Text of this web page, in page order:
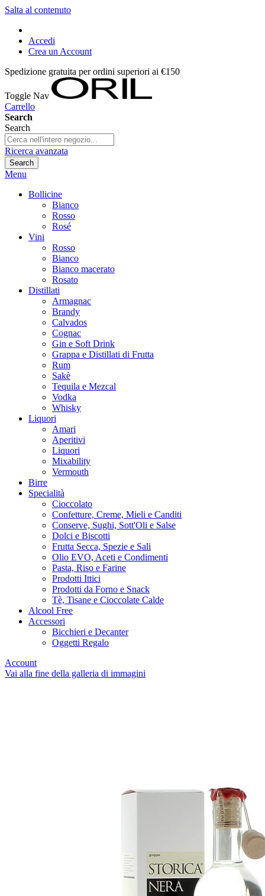
Salta al contenuto
Accedi
Crea un Account
Spedizione gratuita per ordini superiori ai €150
Toggle Nav
Carrello
Search
Search
Ricerca avanzata
Search
Menu
Bollicine
Bianco
Rosso
Rosé
Vini
Rosso
Bianco
Bianco macerato
Rosato
Distillati
Armagnac
Brandy
Calvados
Cognac
Gin e Soft Drink
Grappa e Distillati di Frutta
Rum
Sakè
Tequila e Mezcal
Vodka
Whisky
Liquori
Amari
Aperitivi
Liquori
Mixability
Vermouth
Birre
Specialità
Cioccolato
Confetture, Creme, Mieli e Canditi
Conserve, Sughi, Sott'Oli e Salse
Dolci e Biscotti
Frutta Secca, Spezie e Sali
Olio EVO, Aceti e Condimenti
Pasta, Riso e Farine
Prodotti Ittici
Prodotti da Forno e Snack
Tè, Tisane e Cioccolate Calde
Alcool Free
Accessori
Bicchieri e Decanter
Oggetti Regalo
Account
Vai alla fine della galleria di immagini